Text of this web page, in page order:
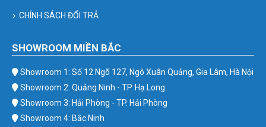
CHÍNH SÁCH ĐỔI TRẢ
SHOWROOM MIỀN BẮC
Showroom 1: Số 12 Ngõ 127, Ngô Xuân Quảng, Gia Lâm, Hà Nội
Showroom 2: Quảng Ninh - TP. Hạ Long
Showroom 3: Hải Phòng - TP. Hải Phòng
Showroom 4: Bắc Ninh